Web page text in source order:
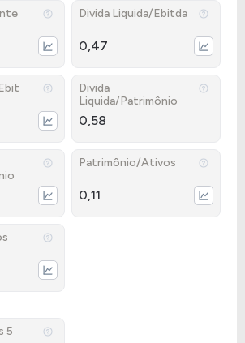
Divida Liquida/Ebitda
0,47
Divida
Liquida/Patrimônio
0,58
Patrimônio/Ativos
0,11
5